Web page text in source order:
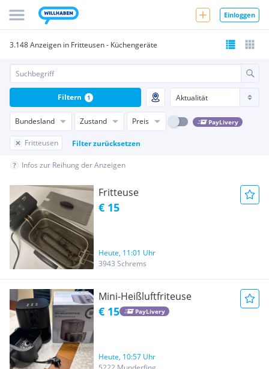
Einloggen
3.148 Anzeigen in Fritteusen - Küchengeräte
Bundesland Zustand Preis PayLivery
Fritteusen Filter zurücksetzen
Filtern 1
Infos zur Reihung der Anzeigen
Fritteuse
€ 15
Heute, 11:01 Uhr
3943 Schrems
Mini-Heißluftfriteuse
€ 15 PayLivery
Heute, 10:57 Uhr